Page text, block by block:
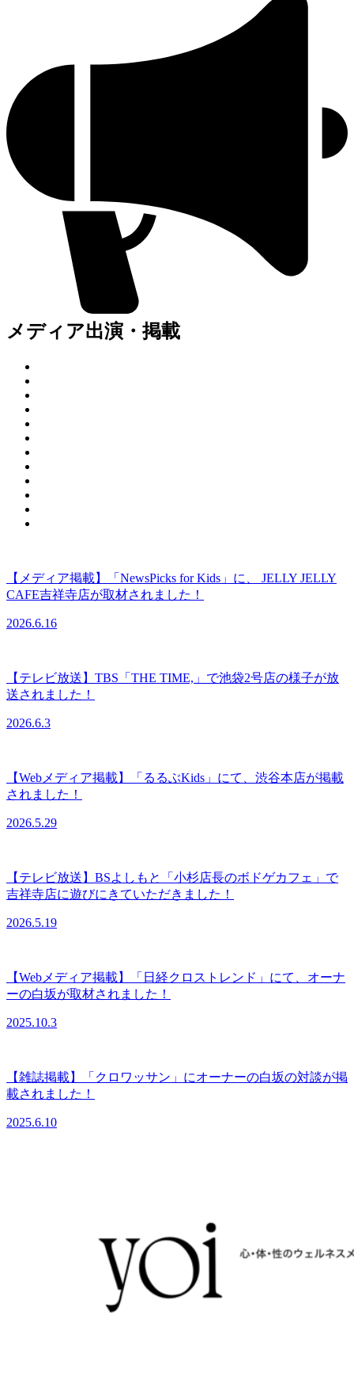
メディア出演・掲載
【メディア掲載】「NewsPicks for Kids」に、 JELLY JELLY
CAFE吉祥寺店が取材されました！
2026.6.16
【テレビ放送】TBS「THE TIME,」で池袋2号店の様子が放
送されました！
2026.6.3
【Webメディア掲載】「るるぶKids」にて、渋谷本店が掲載
されました！
2026.5.29
【テレビ放送】BSよしもと「小杉店長のボドゲカフェ」で
吉祥寺店に遊びにきていただきました！
2026.5.19
【Webメディア掲載】「日経クロストレンド」にて、オーナ
ーの白坂が取材されました！
2025.10.3
【雑誌掲載】「クロワッサン」にオーナーの白坂の対談が掲
載されました！
2025.6.10